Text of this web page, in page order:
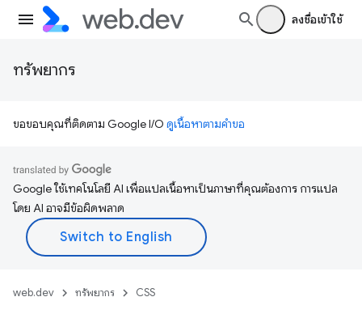
ลงชื่อเข้าใช้
ทรัพยากร
ขอขอบคุณที่ติดตาม Google I/O ดูเนื้อหาตามคำขอ
Google ใช้เทคโนโลยี AI เพื่อแปลเนื้อหาเป็นภาษาที่คุณต้องการ การแปล
โดย AI อาจมีข้อผิดพลาด
web.dev ทรัพยากร CSS